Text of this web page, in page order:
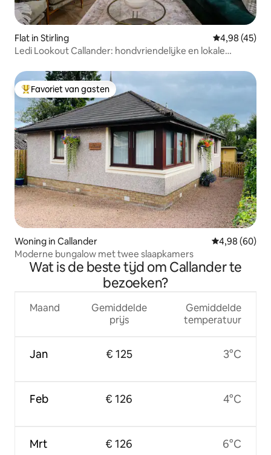
Flat in Stirling Gemiddelde
4,98 (45)
Ledi Lookout Callander: hondvriendelijke en lokale
Topfavoriet van gasten
Favoriet van gasten
Woning in Callander Gemiddelde
4,98 (60)
Moderne bungalow met twee slaapkamers
Wat is de beste tijd om Callander te
bezoeken?
Maand
Jan
Feb
Mrt
Gemiddelde
prijs
€ 125
€ 126
€ 126
Gemiddelde
temperatuur
3°C
4°C
6°C